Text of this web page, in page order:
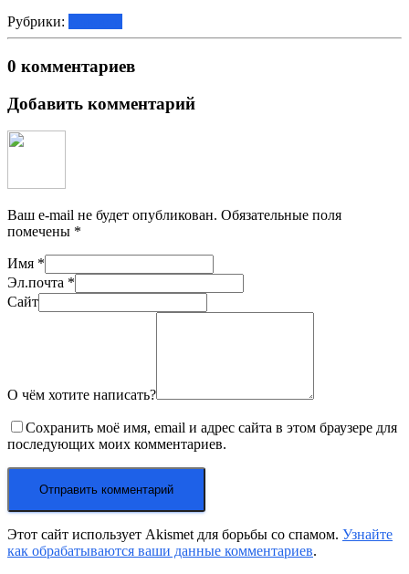
Рубрики:
0 комментариев
Добавить комментарий
Ваш e-mail не будет опубликован. Обязательные поля
помечены *
Имя *
Эл.почта *
Сайт
О чём хотите написать?
Сохранить моё имя, email и адрес сайта в этом браузере для
последующих моих комментариев.
Этот сайт использует Akismet для борьбы со спамом. Узнайте
как обрабатываются ваши данные комментариев.